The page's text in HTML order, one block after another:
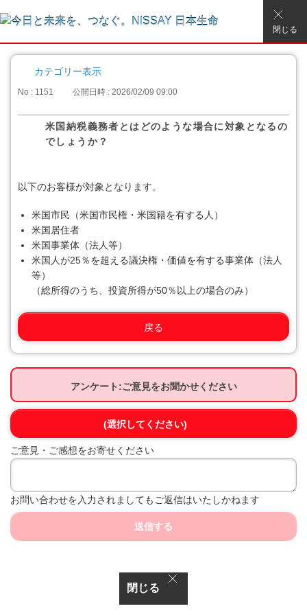
閉じる
カテゴリー表示
No : 1151 公開日時 : 2026/02/09 09:00
米国納税義務者とはどのような場合に対象となるの
でしょうか？
以下のお客様が対象となります。
米国市民（米国市民権・米国籍を有する人）
米国居住者
米国事業体（法人等）
米国人が25％を超える議決権・価値を有する事業体（法人
等）
（総所得のうち、投資所得が50％以上の場合のみ）
戻る
アンケート:ご意見をお聞かせください
(選択してください)
ご意見・ご感想をお寄せください
お問い合わせを入力されましてもご返信はいたしかねます
送信する
閉じる